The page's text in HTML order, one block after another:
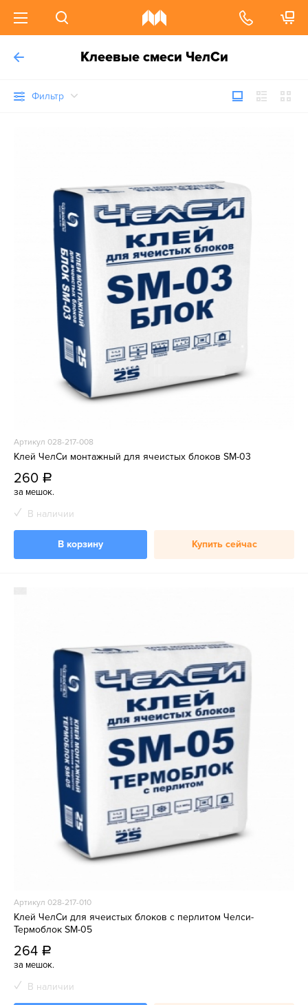
Клеевые смеси ЧелСи
Фильтр
Артикул 028-217-008
Клей ЧелСи монтажный для ячеистых блоков SM-03
260 a
за мешок.
В наличии
В корзину Купить сейчас
Артикул 028-217-010
Клей ЧелСи для ячеистых блоков с перлитом Челси-
Термоблок SM-05
264 a
за мешок.
В наличии